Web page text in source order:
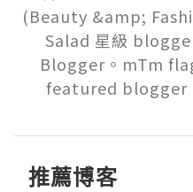
(Beauty &amp;
Salad 星級
Blogger。mTm
featured blogger
推薦博客